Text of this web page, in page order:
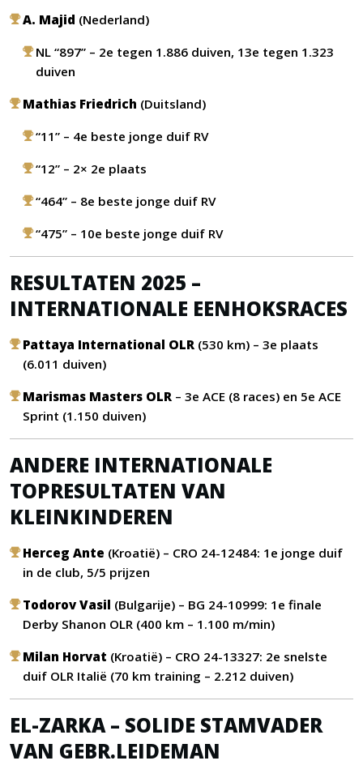
A. Majid (Nederland)
NL “897” – 2e tegen 1.886 duiven, 13e tegen 1.323
duiven
Mathias Friedrich (Duitsland)
“11” – 4e beste jonge duif RV
“12” – 2× 2e plaats
“464” – 8e beste jonge duif RV
“475” – 10e beste jonge duif RV
RESULTATEN 2025 –
INTERNATIONALE EENHOKSRACES
Pattaya International OLR (530 km) – 3e plaats
(6.011 duiven)
Marismas Masters OLR – 3e ACE (8 races) en 5e ACE
Sprint (1.150 duiven)
ANDERE INTERNATIONALE
TOPRESULTATEN VAN
KLEINKINDEREN
Herceg Ante (Kroatië) – CRO 24-12484: 1e jonge duif
in de club, 5/5 prijzen
Todorov Vasil (Bulgarije) – BG 24-10999: 1e finale
Derby Shanon OLR (400 km – 1.100 m/min)
Milan Horvat (Kroatië) – CRO 24-13327: 2e snelste
duif OLR Italië (70 km training – 2.212 duiven)
EL-ZARKA – SOLIDE STAMVADER
VAN GEBR.LEIDEMAN